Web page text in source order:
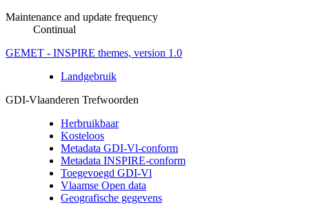
Maintenance and update frequency
Continual
GEMET - INSPIRE themes, version 1.0
Landgebruik
GDI-Vlaanderen Trefwoorden
Herbruikbaar
Kosteloos
Metadata GDI-Vl-conform
Metadata INSPIRE-conform
Toegevoegd GDI-Vl
Vlaamse Open data
Geografische gegevens